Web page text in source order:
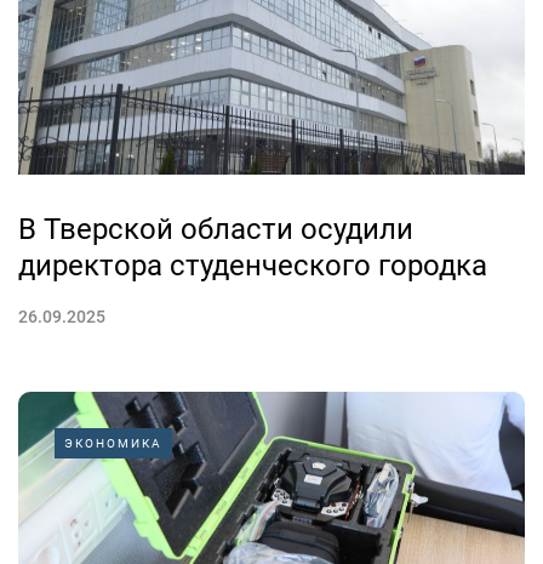
В Тверской области осудили
директора студенческого городка
26.09.2025
ЭКОНОМИКА